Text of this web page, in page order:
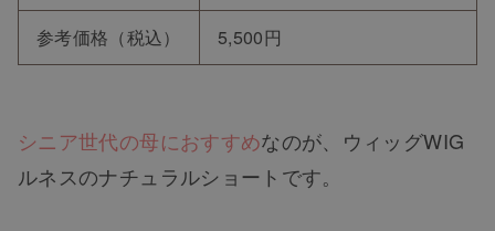
参考価格（税込） 5,500円
シニア世代の母におすすめなのが、ウィッグWIG
ルネスのナチュラルショートです。